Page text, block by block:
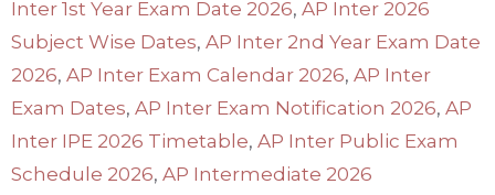
Inter 1st Year Exam Date 2026, AP Inter 2026
Subject Wise Dates, AP Inter 2nd Year Exam Date
2026, AP Inter Exam Calendar 2026, AP Inter
Exam Dates, AP Inter Exam Notification 2026, AP
Inter IPE 2026 Timetable, AP Inter Public Exam
Schedule 2026, AP Intermediate 2026